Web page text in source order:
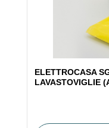
ELETTROCASA
LAVASTOVIGLIE